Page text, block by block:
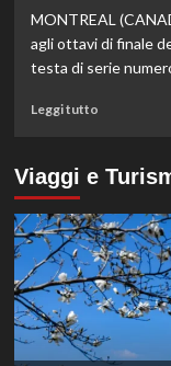
di
Mancini:
Bollini
manager,
Bonucci
i
MONTREAL
agli ottavi di finale
testa di serie
Leggi tuttoLeggi
su
Darderi
agli
ottavi
del
Masters
1000
di
Montreal,
Shang
Viaggi e